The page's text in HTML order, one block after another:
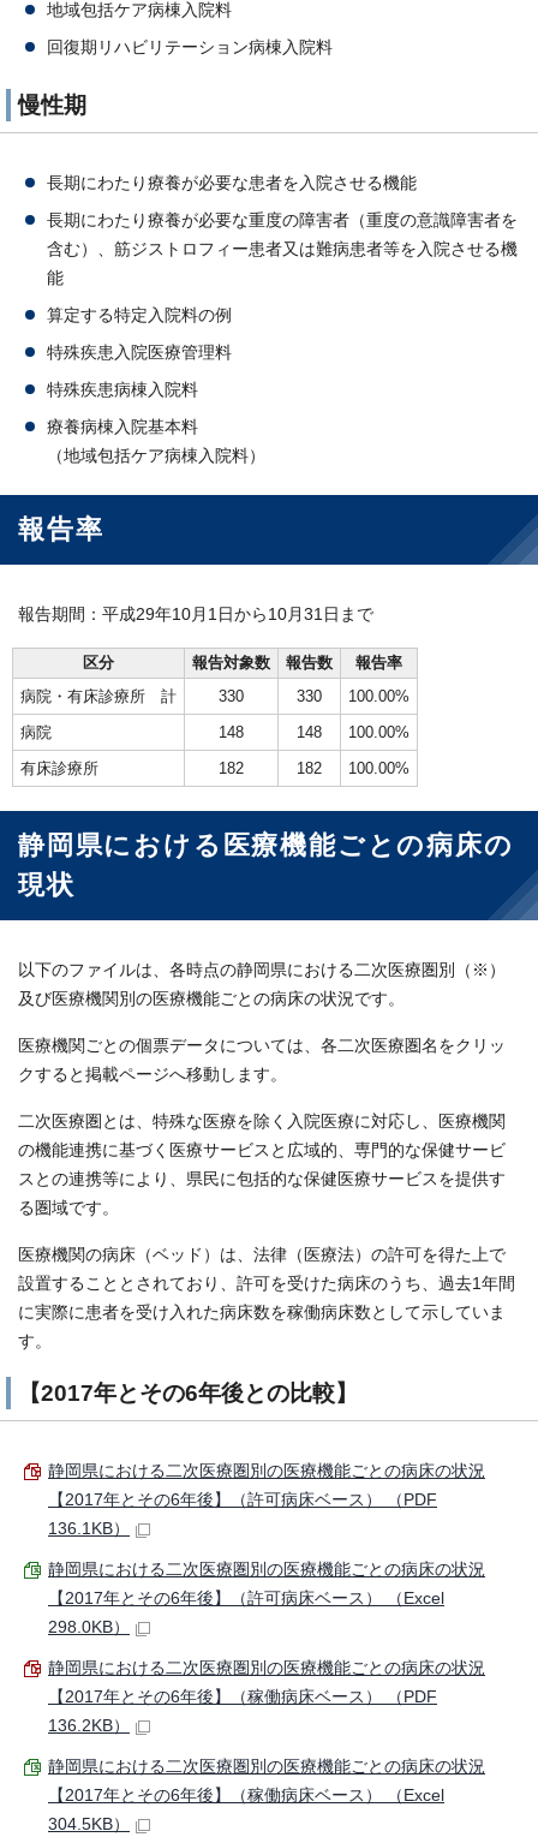
地域包括ケア病棟入院料
回復期リハビリテーション病棟入院料
慢性期
長期にわたり療養が必要な患者を入院させる機能
長期にわたり療養が必要な重度の障害者（重度の意識障害者を
含む）、筋ジストロフィー患者又は難病患者等を入院させる機
能
算定する特定入院料の例
特殊疾患入院医療管理料
特殊疾患病棟入院料
療養病棟入院基本料
（地域包括ケア病棟入院料）
報告率
報告期間：平成29年10月1日から10月31日まで
区分 報告対象数 報告数
報告率
病院・有床診療所 計
330 330
100.00%
病院
148 148
100.00%
有床診療所
182 182 100.00%
静岡県における医療機能ごとの病床の
現状
以下のファイルは、各時点の静岡県における二次医療圏別（※）
及び医療機関別の医療機能ごとの病床の状況です。
医療機関ごとの個票データについては、各二次医療圏名をクリッ
クすると掲載ページへ移動します。
二次医療圏とは、特殊な医療を除く入院医療に対応し、医療機関
の機能連携に基づく医療サービスと広域的、専門的な保健サービ
スとの連携等により、県民に包括的な保健医療サービスを提供す
る圏域です。
医療機関の病床（ベッド）は、法律（医療法）の許可を得た上で
設置することとされており、許可を受けた病床のうち、過去1年間
に実際に患者を受け入れた病床数を稼働病床数として示していま
す。
【2017年とその6年後との比較】
静岡県における二次医療圏別の医療機能ごとの病床の状況
【2017年とその6年後】（許可病床ベース） （PDF
136.1KB）
静岡県における二次医療圏別の医療機能ごとの病床の状況
【2017年とその6年後】（許可病床ベース） （Excel
298.0KB）
静岡県における二次医療圏別の医療機能ごとの病床の状況
【2017年とその6年後】（稼働病床ベース） （PDF
136.2KB）
静岡県における二次医療圏別の医療機能ごとの病床の状況
【2017年とその6年後】（稼働病床ベース） （Excel
304.5KB）